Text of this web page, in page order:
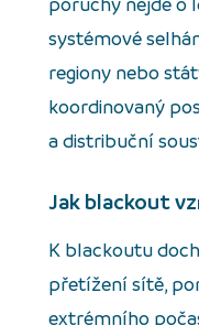
systémové
regiony nebo
koordinovaný
a distribuční
Jak blackout
K blackoutu
přetížení sítě,
extrémního